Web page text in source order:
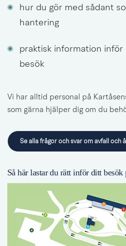
hur du gör med sådant
hantering
praktisk information
besök
Vi har alltid personal på
som gärna hjälper dig om du
Se alla frågor och svar om avfall och
Så här lastar du rätt inför ditt besök